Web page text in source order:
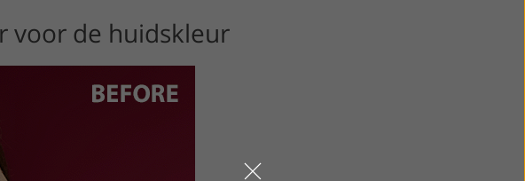
voor de huidskleur